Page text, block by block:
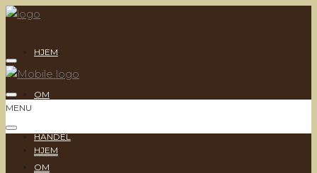
HJEM
OM
HANDEL
MENU
HJEM
OM